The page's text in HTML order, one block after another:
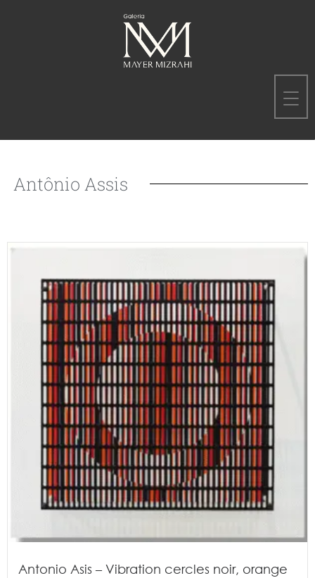
Antônio Assis
Antonio Asis – Vibration cercles noir, orange